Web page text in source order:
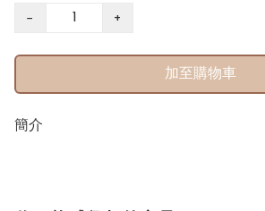
− +
加至購物車
簡介